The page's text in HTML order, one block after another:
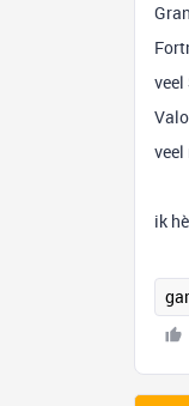
veel
veel
ik